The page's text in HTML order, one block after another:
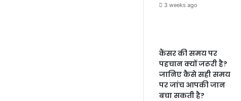
3 weeks ago
कैंसर की समय पर
पहचान क्यों जरूरी है?
जानिए कैसे सही समय
पर जांच आपकी जान
बचा सकती है?